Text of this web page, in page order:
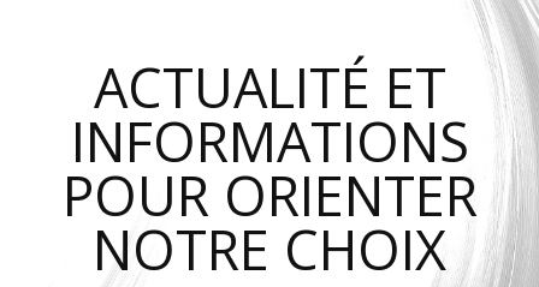
ACTUALITÉ ET
INFORMATIONS
POUR ORIENTER
NOTRE CHOIX